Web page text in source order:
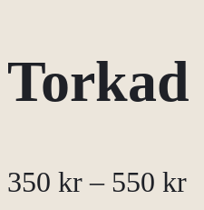
350 kr – 550 krP